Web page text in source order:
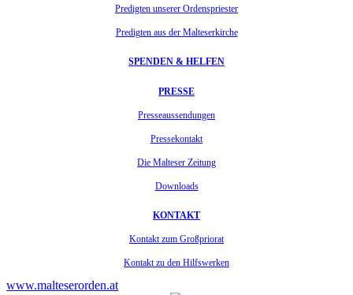
Predigten unserer Ordenspriester
Predigten aus der Malteserkirche
SPENDEN & HELFEN
PRESSE
Presseaussendungen
Pressekontakt
Die Malteser Zeitung
Downloads
KONTAKT
Kontakt zum Großpriorat
Kontakt zu den Hilfswerken
www.malteserorden.at